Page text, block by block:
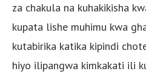
za chakula na kuhakikisha
kupata lishe muhimu kwa
kutabirika katika kipindi
hiyo ilipangwa kimkakati ili